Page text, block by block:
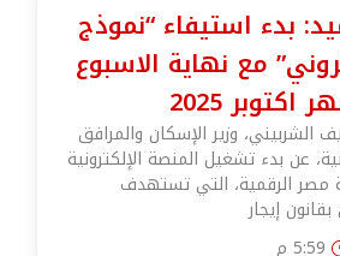
بدء استيفاء “نموذج
مع نهاية الاسبوع
2025
وزير الإسكان والمرافق
عن بدء تشغيل المنصة الإلكترونية
الرقمية، التي تستهدف
إيجار
5:59 م